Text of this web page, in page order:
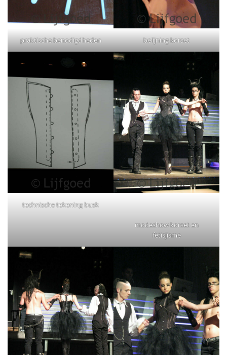
praktische benodigdheden belijning korset
technische tekening busk
modeshow korset en
fetisjisme